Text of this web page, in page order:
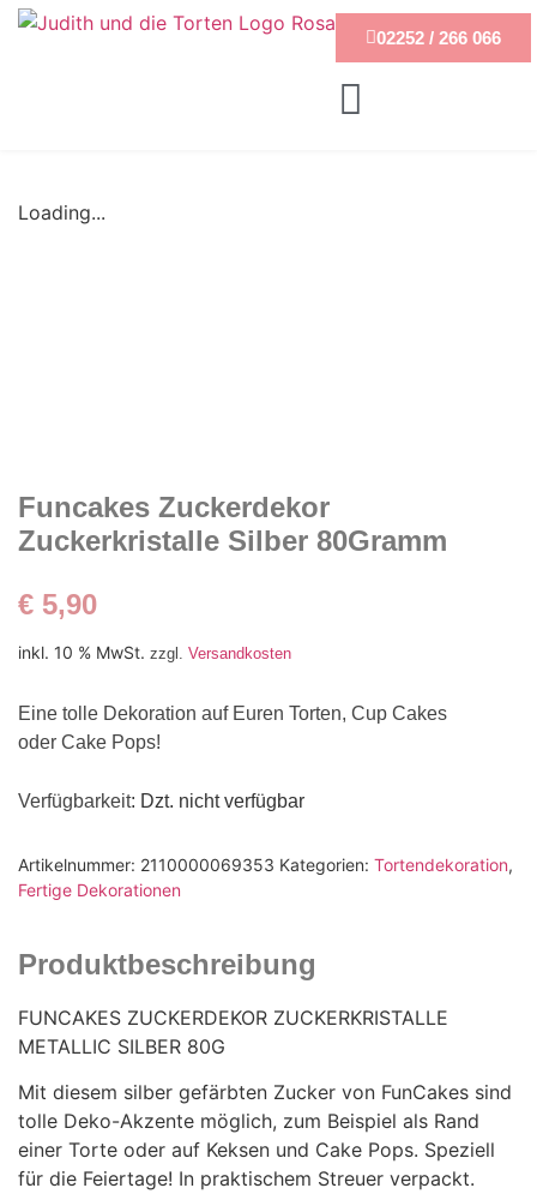
02252 / 266 066
Loading...
Funcakes Zuckerdekor
Zuckerkristalle Silber 80Gramm
€ 5,90
inkl. 10 % MwSt. zzgl. Versandkosten
Eine tolle Dekoration auf Euren Torten, Cup Cakes
oder Cake Pops!
Verfügbarkeit: Dzt. nicht verfügbar
Artikelnummer: 2110000069353 Kategorien: Tortendekoration,
Fertige Dekorationen
Produktbeschreibung
FUNCAKES ZUCKERDEKOR ZUCKERKRISTALLE
METALLIC SILBER 80G
Mit diesem silber gefärbten Zucker von FunCakes sind
tolle Deko-Akzente möglich, zum Beispiel als Rand
einer Torte oder auf Keksen und Cake Pops. Speziell
für die Feiertage! In praktischem Streuer verpackt.